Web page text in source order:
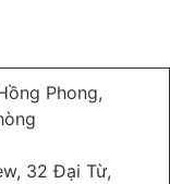
Phong,
32 Đại Từ,